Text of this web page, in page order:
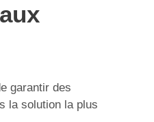
garantir des
la solution la plus